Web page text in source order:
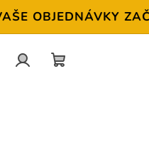
OBJEDNÁVKY